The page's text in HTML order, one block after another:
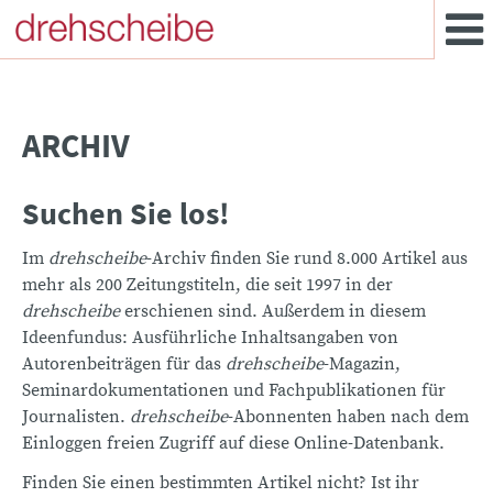
ARCHIV
Suchen Sie los!
Im drehscheibe-Archiv finden Sie rund 8.000 Artikel aus
mehr als 200 Zeitungstiteln, die seit 1997 in der
drehscheibeerschienen sind. Außerdem in diesem
Ideenfundus: Ausführliche Inhaltsangaben von
Autorenbeiträgen für das drehscheibe-Magazin,
Seminardokumentationen und Fachpublikationen für
Journalisten. drehscheibe-Abonnenten haben nach dem
Einloggen freien Zugriff auf diese Online-Datenbank.
Finden Sie einen bestimmten Artikel nicht? Ist ihr